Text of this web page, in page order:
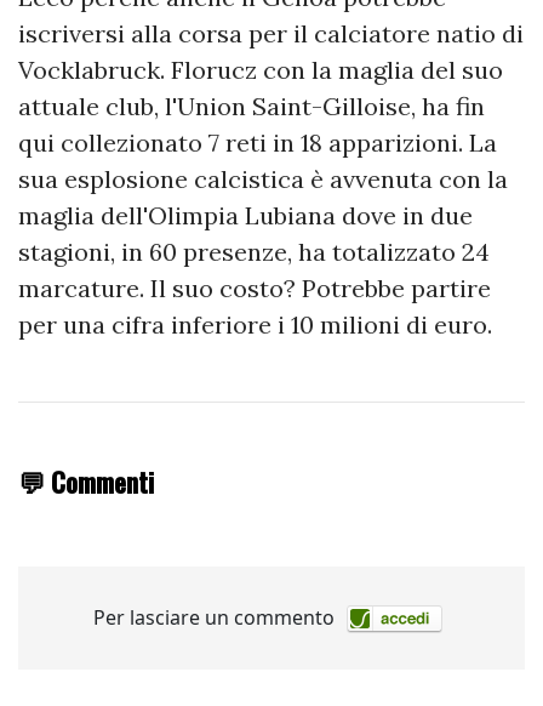
iscriversi alla corsa per il calciatore natio di
Vocklabruck. Florucz con la maglia del suo
attuale club, l'Union Saint-Gilloise, ha fin
qui collezionato 7 reti in 18 apparizioni. La
sua esplosione calcistica è avvenuta con la
maglia dell'Olimpia Lubiana dove in due
stagioni, in 60 presenze, ha totalizzato 24
marcature. Il suo costo? Potrebbe partire
per una cifra inferiore i 10 milioni di euro.
💬 Commenti